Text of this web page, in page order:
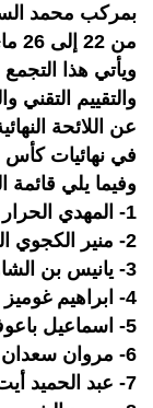
بمركب محمد
من 22 إلى 26 ماي 2026.
ويأتي هذا
عن اللائحة
في نهائيات كأس
وفيما يلي قائمة
1- المهدي الحرار .. الرجاء الرياضي
2- منير الكجوي المحمدي.. نهضة بركان
3- يانيس بن الشاوش .. موناكو الفرنسي
4- ابراهيم غوميز .. أولمبيك مارسيليا
5- اسماعيل باعوف .. كامبور الهولندي
6- مروان سعدان .. الفتح السعودي
7- عبد الحميد أيت بودلال .. رين الفرنسي